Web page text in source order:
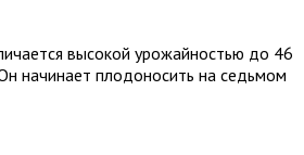
высокой урожайностью до 46
начинает плодоносить на седьмом